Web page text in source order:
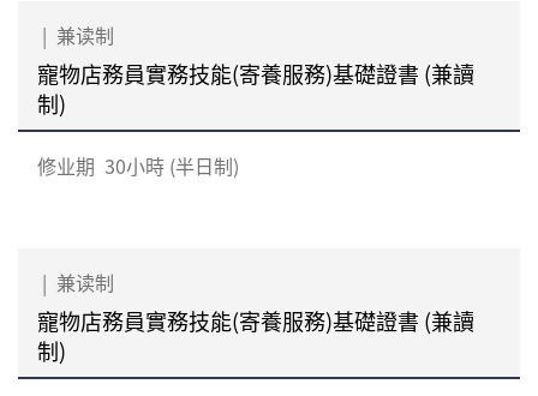
| 兼读制
寵物店務員實務技能(寄養服務)基礎證書 (兼讀
制)
修业期 30小時 (半日制)
| 兼读制
寵物店務員實務技能(寄養服務)基礎證書 (兼讀
制)